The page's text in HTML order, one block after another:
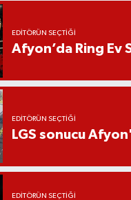
EDITÖRÜN SEÇTIĞI
Afyon’da Ring Ev
EDITÖRÜN SEÇTIĞI
LGS sonucu
EDITÖRÜN SEÇTIĞI